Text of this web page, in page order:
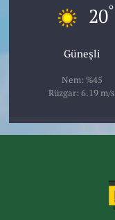
20°
Güneşli
Nem: %45
Rüzgar: 6.19 m/s